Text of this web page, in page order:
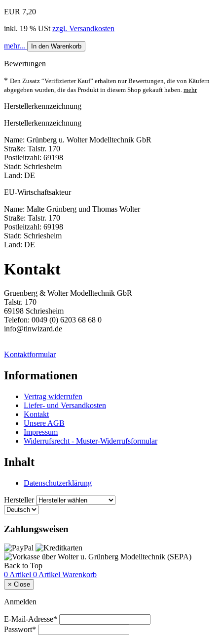
EUR 7,20
inkl. 19 % USt zzgl. Versandkosten
mehr... In den Warenkorb
Bewertungen
* Den Zusatz “Verifizierter Kauf” erhalten nur Bewertungen, die von Käufern
abgegeben wurden, die das Produkt in diesem Shop gekauft haben. mehr
Herstellerkennzeichnung
Herstellerkennzeichnung
Name: Grünberg u. Wolter Modelltechnik GbR
Straße: Talstr. 170
Postleitzahl: 69198
Stadt: Schriesheim
Land: DE
EU-Wirtschaftsakteur
Name: Malte Grünberg und Thomas Wolter
Straße: Talstr. 170
Postleitzahl: 69198
Stadt: Schriesheim
Land: DE
Kontakt
Gruenberg & Wolter Modelltechnik GbR
Talstr. 170
69198 Schriesheim
Telefon: 0049 (0) 6203 68 68 0
info@tinwizard.de
Kontaktformular
Informationen
Vertrag widerrufen
Liefer- und Versandkosten
Kontakt
Unsere AGB
Impressum
Widerrufsrecht - Muster-Widerrufsformular
Inhalt
Datenschutzerklärung
Hersteller
Zahlungsweisen
Back to Top
0 Artikel 0 Artikel Warenkorb
× Close
Anmelden
E-Mail-Adresse*
Passwort*